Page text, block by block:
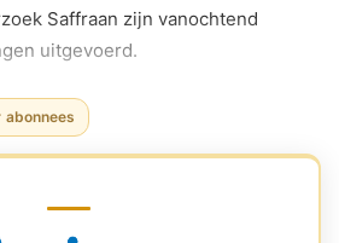
Saffraan zijn vanochtend
uitgevoerd.
abonnees